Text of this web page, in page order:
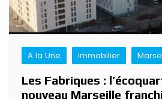
A la Une Immobilier
Les Fabriques :
nouveau Marseille